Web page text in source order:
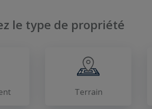
le type de propriété
Terrain